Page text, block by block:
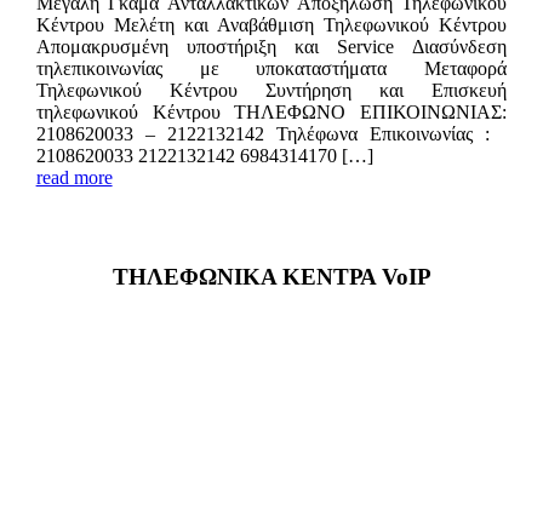
Κέντρου Μελέτη και Αναβάθμιση Τηλεφωνικού Κέντρου
Απομακρυσμένη υποστήριξη και Service Διασύνδεση
τηλεπικοινωνίας με υποκαταστήματα Μεταφορά
Τηλεφωνικού Κέντρου Συντήρηση και Επισκευή
τηλεφωνικού Κέντρου ΤΗΛΕΦΩΝΟ ΕΠΙΚΟIΝΩΝΙΑΣ:
2108620033 – 2122132142 Τηλέφωνα Επικοινωνίας :
2108620033 2122132142 6984314170 […]
read more
ΤΗΛΕΦΩΝΙΚΑ ΚΕΝΤΡΑ VoIP